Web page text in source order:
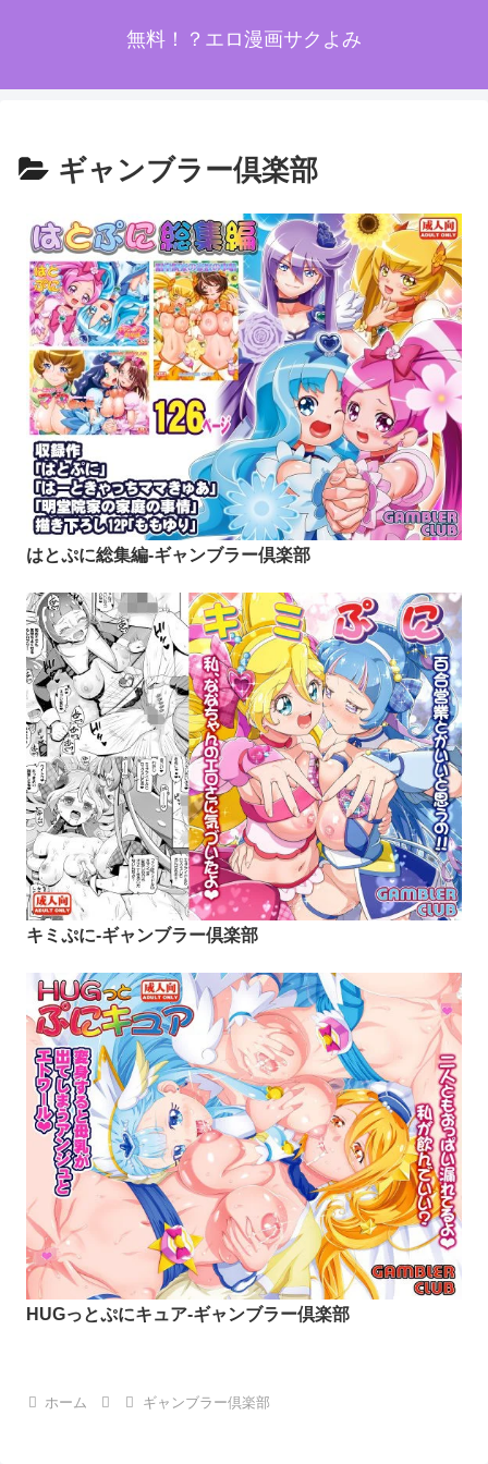
無料！？エロ漫画サクよみ
ギャンブラー倶楽部
はとぷに総集編-ギャンブラー倶楽部
キミぷに-ギャンブラー倶楽部
HUGっとぷにキュア-ギャンブラー倶楽部
ホーム ギャンブラー倶楽部